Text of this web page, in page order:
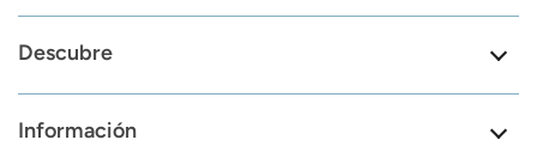
Descubre
Información